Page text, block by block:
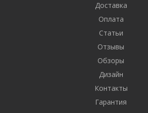
Доставка
Оплата
Статьи
Отзывы
Обзоры
Дизайн
Контакты
Гарантия